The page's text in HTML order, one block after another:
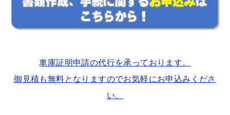
車庫証明申請の代行を承っております。
御見積も無料となりますのでお気軽にお申込みくださ
い。